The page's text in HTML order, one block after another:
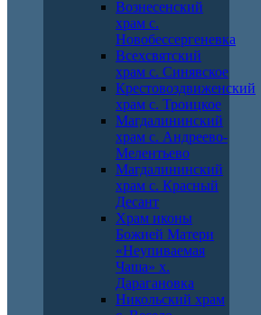
Вознесенский
храм с.
Новобессергеневка
Всехсвятский
храм с. Синявское
Крестовоздвиженский
храм с. Троицкое
Магдалининский
храм с. Андреево-
Мелентьево
Магдалининский
храм с. Красный
Десант
Храм иконы
Божией Матери
«Неупиваемая
Чаша» х.
Дарагановка
Никольский храм